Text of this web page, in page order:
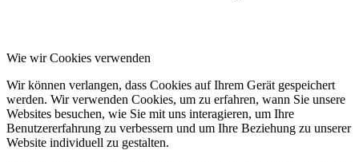
Wie wir Cookies verwenden
Wir können verlangen, dass Cookies auf Ihrem Gerät gespeichert
werden. Wir verwenden Cookies, um zu erfahren, wann Sie unsere
Websites besuchen, wie Sie mit uns interagieren, um Ihre
Benutzererfahrung zu verbessern und um Ihre Beziehung zu unserer
Website individuell zu gestalten.